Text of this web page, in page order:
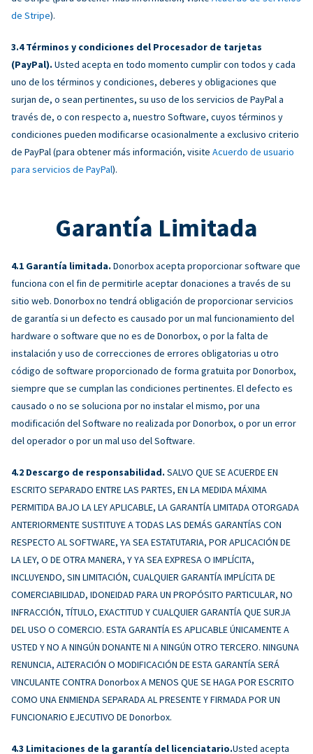
de Stripe).
Términos y condiciones del Procesador de tarjetas
(PayPal). Usted acepta en todo momento cumplir con todos y cada
uno de los términos y condiciones, deberes y obligaciones que
surjan de, o sean pertinentes, su uso de los servicios de PayPal a
través de, o con respecto a, nuestro Software, cuyos términos y
condiciones pueden modificarse ocasionalmente a exclusivo criterio
de PayPal (para obtener más información, visite Acuerdo de usuario
para servicios de PayPal).
Garantía Limitada
Garantía limitada. Donorbox acepta proporcionar software que
funciona con el fin de permitirle aceptar donaciones a través de su
sitio web. Donorbox no tendrá obligación de proporcionar servicios
de garantía si un defecto es causado por un mal funcionamiento del
hardware o software que no es de Donorbox, o por la falta de
instalación y uso de correcciones de errores obligatorias u otro
código de software proporcionado de forma gratuita por Donorbox,
siempre que se cumplan las condiciones pertinentes. El defecto es
causado o no se soluciona por no instalar el mismo, por una
modificación del Software no realizada por Donorbox, o por un error
del operador o por un mal uso del Software.
Descargo de responsabilidad. SALVO QUE SE ACUERDE EN
ESCRITO SEPARADO ENTRE LAS PARTES, EN LA MEDIDA MÁXIMA
PERMITIDA BAJO LA LEY APLICABLE, LA GARANTÍA LIMITADA OTORGADA
ANTERIORMENTE SUSTITUYE A TODAS LAS DEMÁS GARANTÍAS CON
RESPECTO AL SOFTWARE, YA SEA ESTATUTARIA, POR APLICACIÓN DE
LA LEY, O DE OTRA MANERA, Y YA SEA EXPRESA O IMPLÍCITA,
INCLUYENDO, SIN LIMITACIÓN, CUALQUIER GARANTÍA IMPLÍCITA DE
COMERCIABILIDAD, IDONEIDAD PARA UN PROPÓSITO PARTICULAR, NO
INFRACCIÓN, TÍTULO, EXACTITUD Y CUALQUIER GARANTÍA QUE SURJA
DEL USO O COMERCIO. ESTA GARANTÍA ES APLICABLE ÚNICAMENTE A
USTED Y NO A NINGÚN DONANTE NI A NINGÚN OTRO TERCERO. NINGUNA
RENUNCIA, ALTERACIÓN O MODIFICACIÓN DE ESTA GARANTÍA SERÁ
VINCULANTE CONTRA Donorbox A MENOS QUE SE HAGA POR ESCRITO
COMO UNA ENMIENDA SEPARADA AL PRESENTE Y FIRMADA POR UN
FUNCIONARIO EJECUTIVO DE Donorbox.
Limitaciones de la garantía del licenciatario.Usted acepta